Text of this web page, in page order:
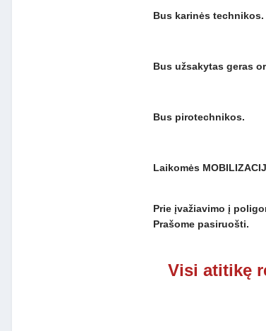
Bus karinės technikos.
Bus užsakytas geras
Bus pirotechnikos.
Laikomės
Prie įvažiavimo į
Prašome pasiruošti.
Visi atitikę